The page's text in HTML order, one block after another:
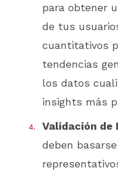
para obtener
de tus
cuantitativos
tendencias
los datos
insights más
Validación de
deben